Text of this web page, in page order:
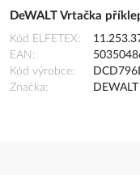
DeWALT Vrtačka
Kód ELFETEX
EAN
Kód výrobce
Značka
DEWALT